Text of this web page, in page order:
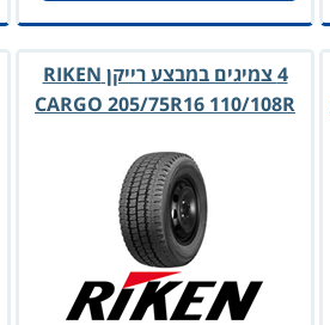
4 צמיגים במבצע רייקן RIKEN
CARGO 205/75R16 110/108R